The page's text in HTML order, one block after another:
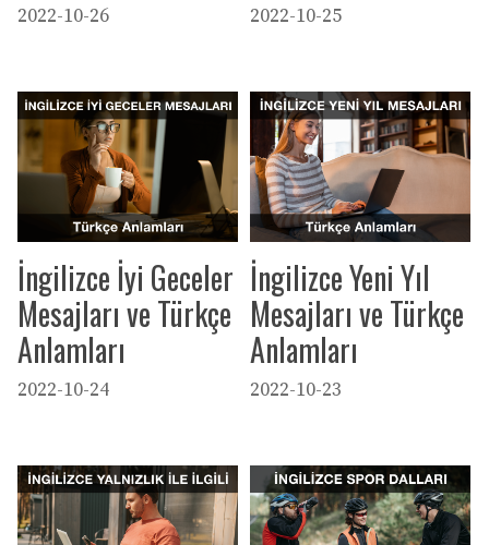
2022-10-26 2022-10-25
İngilizce İyi Geceler
Mesajları ve Türkçe
Anlamları
2022-10-24
İngilizce Yeni Yıl
Mesajları ve Türkçe
Anlamları
2022-10-23